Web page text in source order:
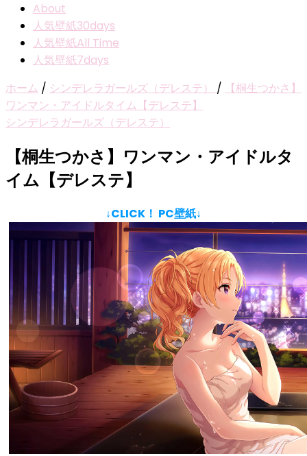
About
人気壁紙30days
人気壁紙All Time
人気壁紙7days
ホーム / シンデレラガールズ（デレステ） /
【桐生つかさ】
ワンマン・アイドルタイム【デレステ】
シンデレラガールズ（デレステ）
【桐生つかさ】ワンマン・アイドルタ
イム【デレステ】
↓CLICK！ PC壁紙↓